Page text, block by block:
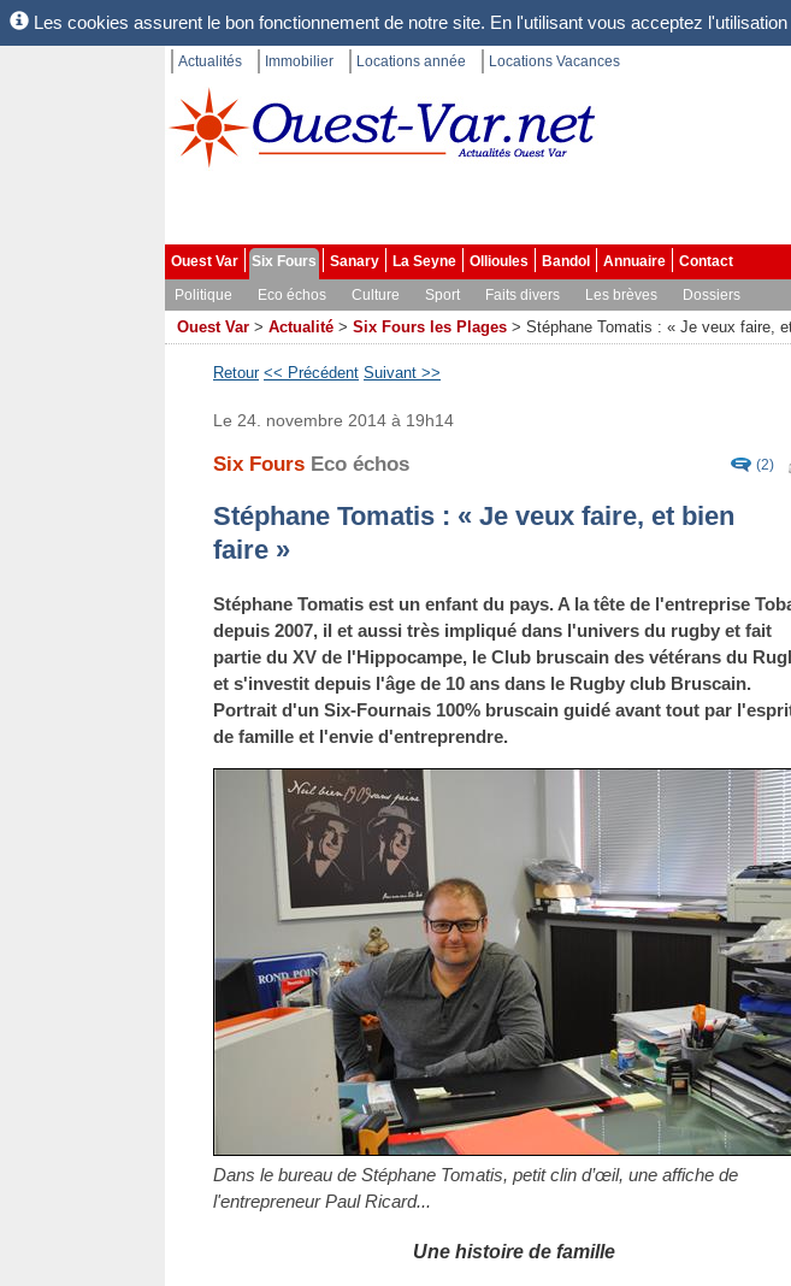
Les cookies assurent le bon fonctionnement de notre site. En l'utilisant vous acceptez
Actualités Immobilier Locations année Locations Vacances
Ouest Var Six Fours Sanary La Seyne Ollioules Bandol Annuaire
Contact
Politique
Eco échos Culture Sport Faits divers Les brèves Dossiers
Ouest Var > Actualité > Six Fours les Plages > Stéphane Tomatis : « Je veux faire,
Retour << Précédent Suivant >>
(2)
Le 24. novembre 2014 à 19h14
Six Fours Eco échos
Stéphane Tomatis : « Je veux faire, et bien
faire »
Stéphane Tomatis est un enfant du pays. A la tête de l'entreprise
depuis 2007, il et aussi très impliqué dans l'univers du rugby et fait
partie du XV de l'Hippocampe, le Club bruscain des vétérans du
et s'investit depuis l'âge de 10 ans dans le Rugby club Bruscain.
Portrait d'un Six-Fournais 100% bruscain guidé avant tout par
de famille et l'envie d'entreprendre.
Dans le bureau de Stéphane Tomatis, petit clin d’œil, une affiche de
l'entrepreneur Paul Ricard...
Une histoire de famille